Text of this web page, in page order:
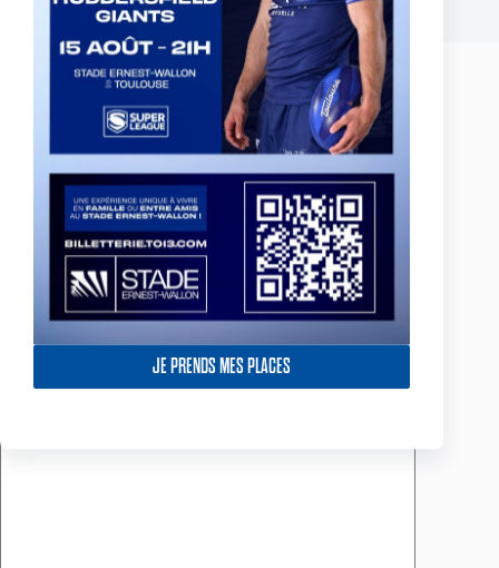
JE PRENDS MES PLACES
Votre adresse e-mail ne sera pas publiée. Les champs obligatoires sont
Site web